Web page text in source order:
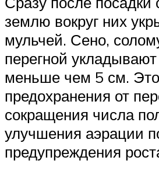
землю вокруг них
мульчей. Сено,
перегной
меньше чем 5 см.
предохранения от
сокращения числа
улучшения аэрации
предупреждения